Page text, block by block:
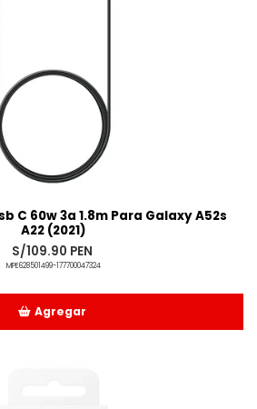
C 60w 3a 1.8m Para Galaxy A52s
A22 (2021)
S/109.90 PEN
MPE628501499-177700047324
Agregar